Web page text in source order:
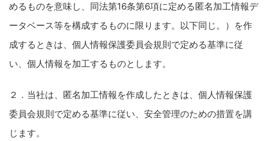
めるものを意味し、同法第16条第6項に定める匿名加工情報デ
ータベース等を構成するものに限ります。以下同じ。）を作
成するときは、個人情報保護委員会規則で定める基準に従
い、個人情報を加工するものとします。
２．当社は、匿名加工情報を作成したときは、個人情報保護
委員会規則で定める基準に従い、安全管理のための措置を講
じます。